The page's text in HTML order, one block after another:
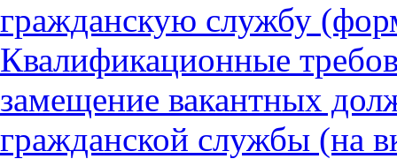
гражданскую службу
Квалификационные
замещение вакантных
гражданской службы (на